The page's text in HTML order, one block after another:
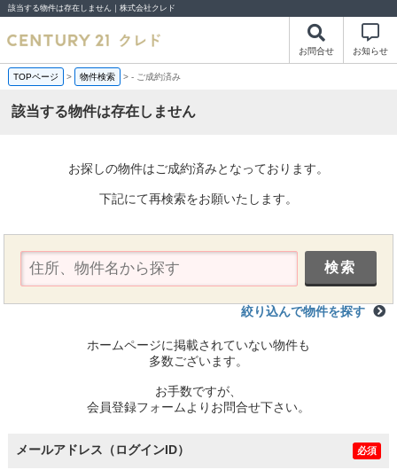
該当する物件は存在しません｜株式会社クレド
お問合せ お知らせ
TOPページ > 物件検索 >- ご成約済み
該当する物件は存在しません
お探しの物件はご成約済みとなっております。
下記にて再検索をお願いたします。
絞り込んで物件を探す
ホームページに掲載されていない物件も
多数ございます。
お手数ですが、
会員登録フォームよりお問合せ下さい。
メールアドレス（ログインID） 必須